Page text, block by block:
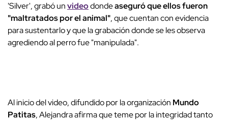
'Silver', grabó unvideodondeaseguró que ellos fueron
"maltratados por el animal", que cuentan con evidencia
para sustentarlo y que la grabación donde se les observa
agrediendo al perro fue "manipulada".
Al inicio del video, difundido por la organización Mundo
Patitas, Alejandra afirma que teme por la integridad tanto